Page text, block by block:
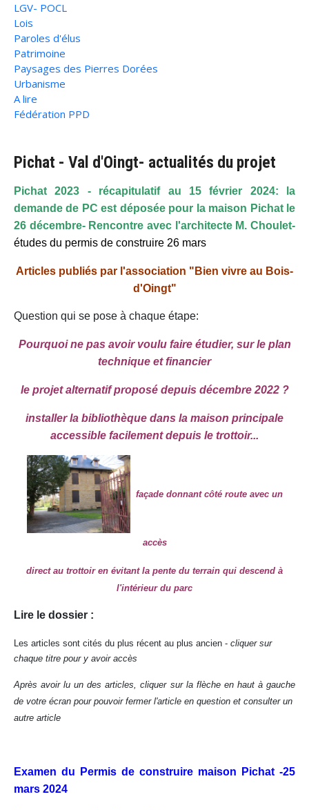
LGV- POCL
Lois
Paroles d'élus
Patrimoine
Paysages des Pierres Dorées
Urbanisme
A lire
Fédération PPD
Pichat - Val d'Oingt- actualités du projet
Pichat 2023 - récapitulatif au 15 février 2024: la
demande de PC est déposée pour la maison Pichat le
26 décembre- Rencontre avec l'architecte M. Choulet-
études du permis de construire 26 mars
Articles publiés par l'association "Bien vivre au Bois-
d'Oingt"
Question qui se pose à chaque étape:
Pourquoi ne pas avoir voulu faire étudier, sur le plan
technique et financier
le projet alternatif proposé depuis décembre 2022 ?
installer la bibliothèque dans la maison principale
accessible facilement depuis le trottoir...
façade donnant côté route avec un
accès
direct au trottoir en évitant la pente du terrain qui descend à
l'intérieur du parc
Lire le dossier :
Les articles sont cités du plus récent au plus ancien - cliquer sur
chaque titre pour y avoir accès
Après avoir lu un des articles, cliquer sur la flèche en haut à gauche
de votre écran pour pouvoir fermer l'article en question et consulter un
autre article
Examen du Permis de construire maison Pichat -25
mars 2024